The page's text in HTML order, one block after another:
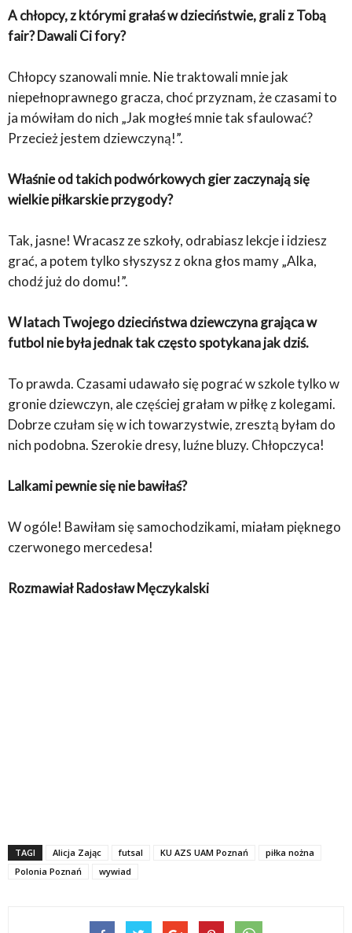
A chłopcy, z którymi grałaś w dzieciństwie, grali z Tobą
fair? Dawali Ci fory?
Chłopcy szanowali mnie. Nie traktowali mnie jak
niepełnoprawnego gracza, choć przyznam, że czasami to
ja mówiłam do nich „Jak mogłeś mnie tak sfaulować?
Przecież jestem dziewczyną!”.
Właśnie od takich podwórkowych gier zaczynają się
wielkie piłkarskie przygody?
Tak, jasne! Wracasz ze szkoły, odrabiasz lekcje i idziesz
grać, a potem tylko słyszysz z okna głos mamy „Alka,
chodź już do domu!”.
W latach Twojego dzieciństwa dziewczyna grająca w
futbol nie była jednak tak często spotykana jak dziś.
To prawda. Czasami udawało się pograć w szkole tylko w
gronie dziewczyn, ale częściej grałam w piłkę z kolegami.
Dobrze czułam się w ich towarzystwie, zresztą byłam do
nich podobna. Szerokie dresy, luźne bluzy. Chłopczyca!
Lalkami pewnie się nie bawiłaś?
W ogóle! Bawiłam się samochodzikami, miałam pięknego
czerwonego mercedesa!
Rozmawiał Radosław Męczykalski
TAGI Alicja Zając futsal KU AZS UAM Poznań
piłka nożna
Polonia Poznań
wywiad